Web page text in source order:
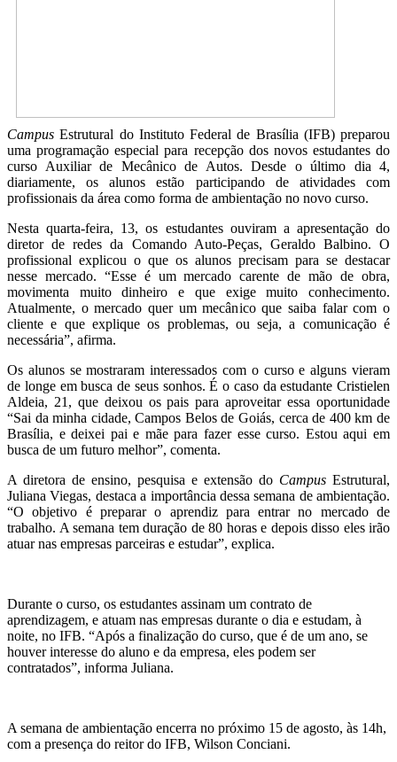
Campus Estrutural do Instituto Federal de Brasília (IFB) preparou
uma programação especial para recepção dos novos estudantes do
curso Auxiliar de Mecânico de Autos. Desde o último dia 4,
diariamente, os alunos estão participando de atividades com
profissionais da área como forma de ambientação no novo curso.
Nesta quarta-feira, 13, os estudantes ouviram a apresentação do
diretor de redes da Comando Auto-Peças, Geraldo Balbino. O
profissional explicou o que os alunos precisam para se destacar
nesse mercado. “Esse é um mercado carente de mão de obra,
movimenta muito dinheiro e que exige muito conhecimento.
Atualmente, o mercado quer um mecânico que saiba falar com o
cliente e que explique os problemas, ou seja, a comunicação é
necessária”, afirma.
Os alunos se mostraram interessados com o curso e alguns vieram
de longe em busca de seus sonhos. É o caso da estudante Cristielen
Aldeia, 21, que deixou os pais para aproveitar essa oportunidade
“Sai da minha cidade, Campos Belos de Goiás, cerca de 400 km de
Brasília, e deixei pai e mãe para fazer esse curso. Estou aqui em
busca de um futuro melhor”, comenta.
A diretora de ensino, pesquisa e extensão do Campus Estrutural,
Juliana Viegas, destaca a importância dessa semana de ambientação.
“O objetivo é preparar o aprendiz para entrar no mercado de
trabalho. A semana tem duração de 80 horas e depois disso eles irão
atuar nas empresas parceiras e estudar”, explica.
Durante o curso, os estudantes assinam um contrato de
aprendizagem, e atuam nas empresas durante o dia e estudam, à
noite, no IFB. “Após a finalização do curso, que é de um ano, se
houver interesse do aluno e da empresa, eles podem ser
contratados”, informa Juliana.
A semana de ambientação encerra no próximo 15 de agosto, às 14h,
com a presença do reitor do IFB, Wilson Conciani.